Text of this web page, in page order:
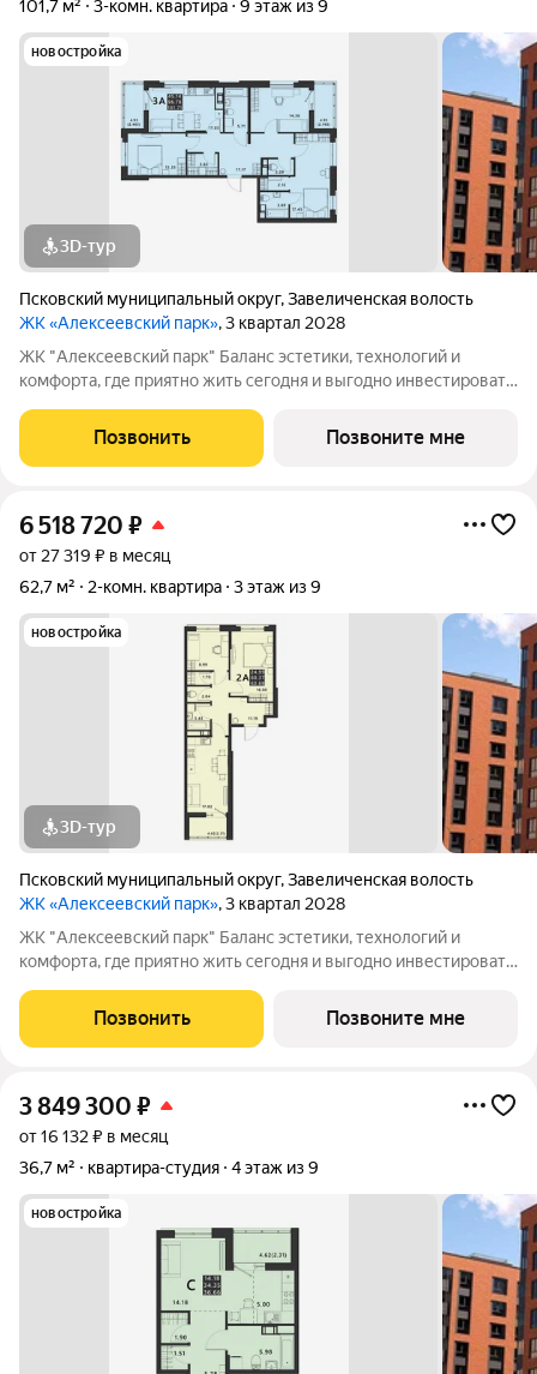
101,7 м²
3-комн. квартира 9 этаж из 9
новостройка
3D-тур
Псковский муниципальный округ,Завеличенская волость
ЖК «Алексеевский парк», 3 квартал 2028
ЖК "Алексеевский парк" Баланс эстетики, технологий и
комфорта, где приятно жить сегодня и выгодно инвестировать
современный проект комфорт класса в развивающемся
районе дальнего Завеличья. Дом выполнен в
Позвонить Позвоните мне
6 518 720 ₽
от 27 319 ₽ в месяц
62,7 м²
2-комн. квартира 3 этаж из 9
новостройка
3D-тур
Псковский муниципальный округ,Завеличенская волость
ЖК «Алексеевский парк», 3 квартал 2028
ЖК "Алексеевский парк" Баланс эстетики, технологий и
комфорта, где приятно жить сегодня и выгодно инвестировать
современный проект комфорт класса в развивающемся
районе дальнего Завеличья. Дом выполнен в
Позвонить Позвоните мне
3 849 300 ₽
от 16 132 ₽ в месяц
36,7 м²
квартира-студия 4 этаж из 9
новостройка